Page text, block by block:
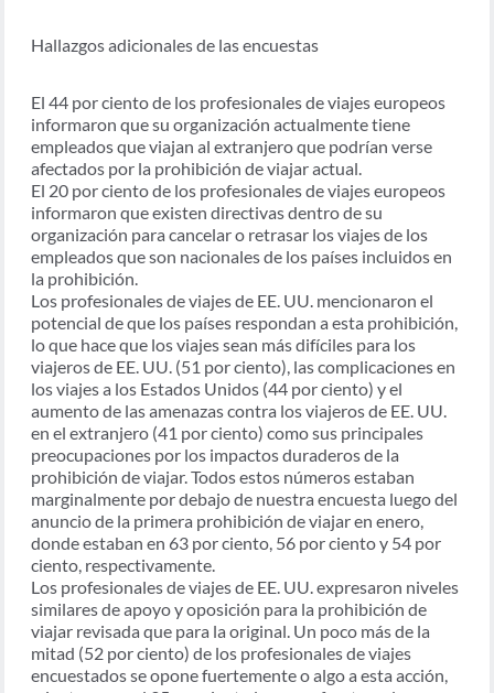
Hallazgos adicionales de las encuestas
El 44 por ciento de los profesionales de viajes europeos
informaron que su organización actualmente tiene
empleados que viajan al extranjero que podrían verse
afectados por la prohibición de viajar actual.
El 20 por ciento de los profesionales de viajes europeos
informaron que existen directivas dentro de su
organización para cancelar o retrasar los viajes de los
empleados que son nacionales de los países incluidos en
la prohibición.
Los profesionales de viajes de EE. UU. mencionaron el
potencial de que los países respondan a esta prohibición,
lo que hace que los viajes sean más difíciles para los
viajeros de EE. UU. (51 por ciento), las complicaciones en
los viajes a los Estados Unidos (44 por ciento) y el
aumento de las amenazas contra los viajeros de EE. UU.
en el extranjero (41 por ciento) como sus principales
preocupaciones por los impactos duraderos de la
prohibición de viajar. Todos estos números estaban
marginalmente por debajo de nuestra encuesta luego del
anuncio de la primera prohibición de viajar en enero,
donde estaban en 63 por ciento, 56 por ciento y 54 por
ciento, respectivamente.
Los profesionales de viajes de EE. UU. expresaron niveles
similares de apoyo y oposición para la prohibición de
viajar revisada que para la original. Un poco más de la
mitad (52 por ciento) de los profesionales de viajes
encuestados se opone fuertemente o algo a esta acción,